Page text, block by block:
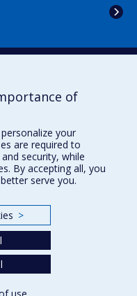
of
your
are required to
security, while
By accepting all, you
serve you.
>